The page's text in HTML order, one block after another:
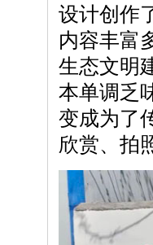
设计创作
内容丰富
生态文明
本单调乏
变成为了
欣赏、拍